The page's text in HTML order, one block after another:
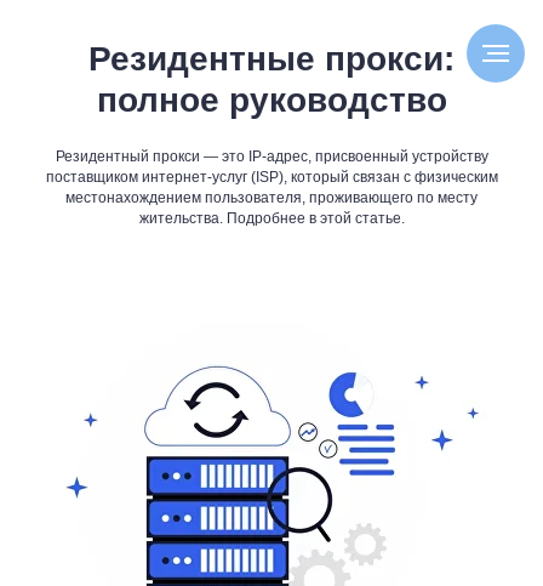
Резидентные прокси:
полное руководство
Резидентный прокси — это IP-адрес, присвоенный устройству
поставщиком интернет-услуг (ISP), который связан с физическим
местонахождением пользователя, проживающего по месту
жительства. Подробнее в этой статье.